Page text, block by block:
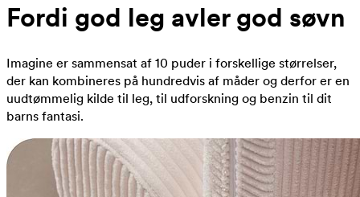
Fordi god leg avler god søvn
Imagine er sammensat af 10 puder i forskellige størrelser,
der kan kombineres på hundredvis af måder og derfor er en
uudtømmelig kilde til leg, til udforskning og benzin til dit
barns fantasi.